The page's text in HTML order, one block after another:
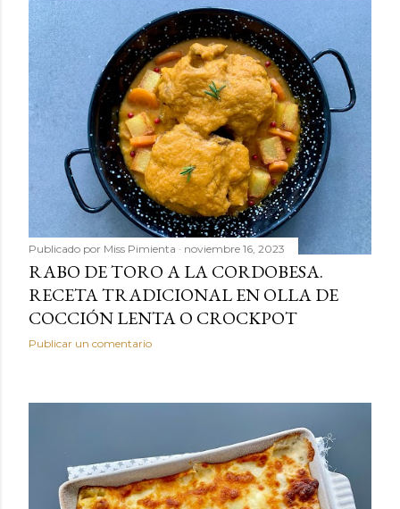
Publicado por Miss Pimienta noviembre 16, 2023
RABO DE TORO A LA CORDOBESA.
RECETA TRADICIONAL EN OLLA DE
COCCIÓN LENTA O CROCKPOT
Publicar un comentario